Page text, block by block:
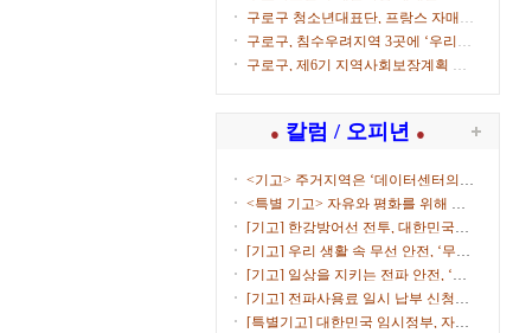
탈리아·한국 협연 '별들의 투란도트'
구로구 청소년대표단, 프랑스 자매도
시서 문화교류
구로구, 침수우려지역 3곳에 ‘우리동
네 수방거점’ 운영
구로구, 제6기 지역사회보장계획 수
● 칼럼 / 오피년 ●
<기고> 주거지역은 ‘데이터센터의
부...
<특별 기고> 자유와 평화를 위해 함
께...
[기고] 한강방어선 전투, 대한민국을
지켜낸 ...
[기고] 우리 생활 속 무선 안전, ‘무선
국 허...
[기고] 일상을 지키는 전파 안전, ‘적
합성평...
[기고] 전파사용료 일시 납부 신청하
고 10% ...
[특별기고] 대한민국 임시정부, 자주